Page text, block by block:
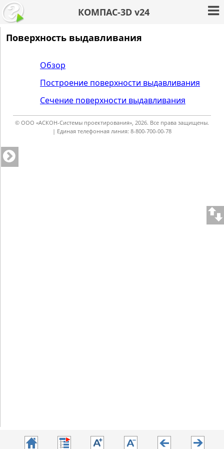
КОМПАС-3D v24
Поверхность выдавливания
Обзор
Построение поверхности выдавливания
Сечение поверхности выдавливания
© ООО «АСКОН-Системы проектирования», 2026. Все права защищены.
| Единая телефонная линия: 8-800-700-00-78